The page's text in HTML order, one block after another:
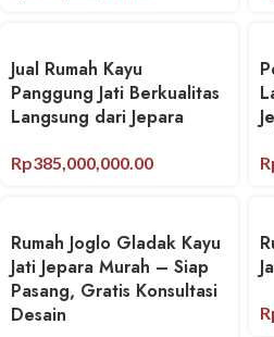
Jual Rumah Kayu
Panggung Jati Berkualitas
Langsung dari Jepara
Rp385,000,000.00
Rumah Joglo Gladak Kayu
Jati Jepara Murah – Siap
Pasang, Gratis Konsultasi
Desain